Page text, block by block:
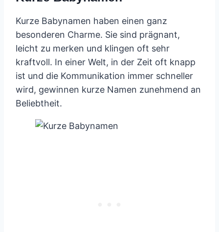
Kurze Babynamen haben einen ganz
besonderen Charme. Sie sind prägnant,
leicht zu merken und klingen oft sehr
kraftvoll. In einer Welt, in der Zeit oft knapp
ist und die Kommunikation immer schneller
wird, gewinnen kurze Namen zunehmend an
Beliebtheit.